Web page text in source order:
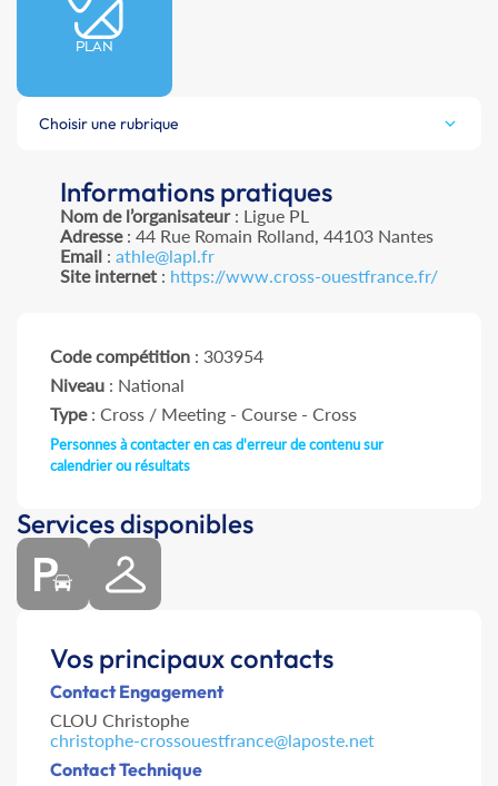
PLAN
Choisir une rubrique
Informations pratiques
Nom de l’organisateur: Ligue PL
Adresse: 44 Rue Romain Rolland, 44103 Nantes
Email : athle@lapl.fr
Site internet : https://www.cross-ouestfrance.fr/
Code compétition : 303954
Niveau : National
Type: Cross / Meeting - Course - Cross
Personnes à contacter en cas d'erreur de contenu sur
calendrier ou résultats
Services disponibles
Vos principaux contacts
Contact Engagement
CLOU Christophe
christophe-crossouestfrance@laposte.net
Contact Technique